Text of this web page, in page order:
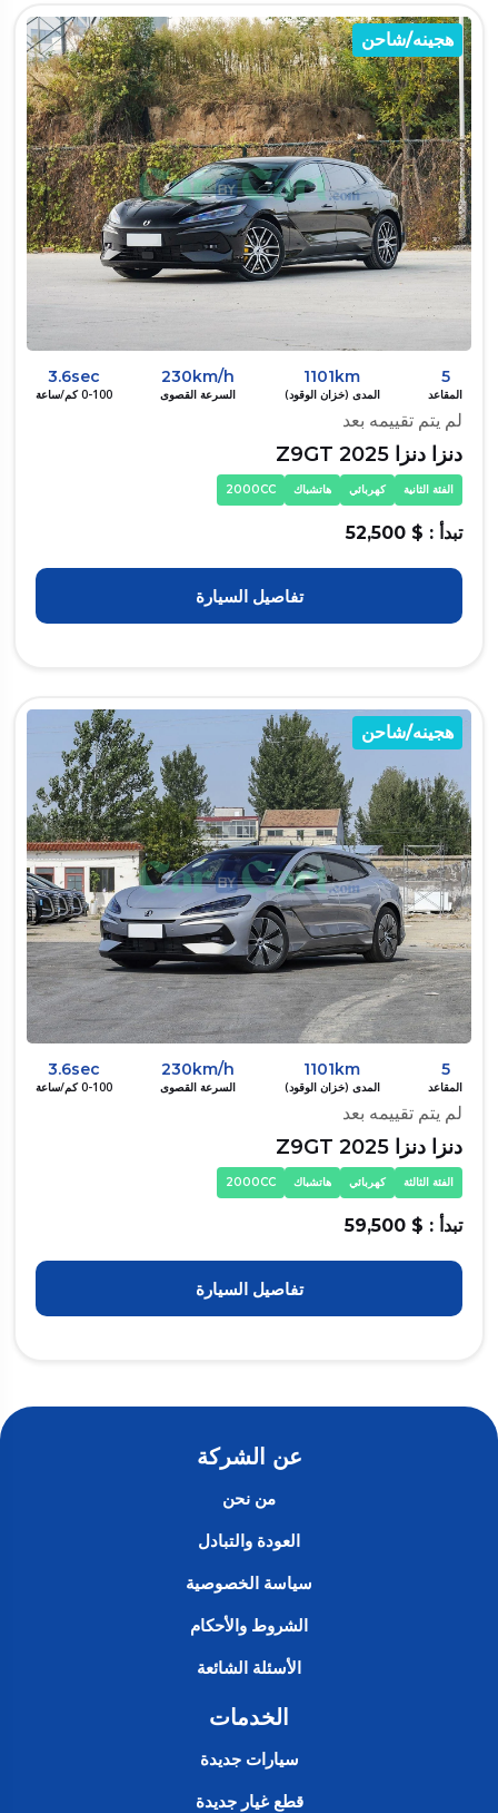
هجينه/شاحن
5
المقاعد
1101km
المدى (خزان الوقود)
230km/h
السرعة القصوى
3.6sec
0-100 كم/ساعة
لم يتم تقييمه بعد
دنزا دنزا Z9GT 2025
الفئة الثانية كهربائي هاتشباك 2000CC
تبدأ : $ 52,500
تفاصيل السيارة
هجينه/شاحن
5
المقاعد
1101km
المدى (خزان الوقود)
230km/h
السرعة القصوى
3.6sec
0-100 كم/ساعة
لم يتم تقييمه بعد
دنزا دنزا Z9GT 2025
الفئة الثالثة كهربائي هاتشباك 2000CC
تبدأ : $ 59,500
تفاصيل السيارة
عن الشركة
من نحن
العودة والتبادل
سياسة الخصوصية
الشروط والأحكام
الأسئلة الشائعة
الخدمات
سيارات جديدة
قطع غيار جديدة